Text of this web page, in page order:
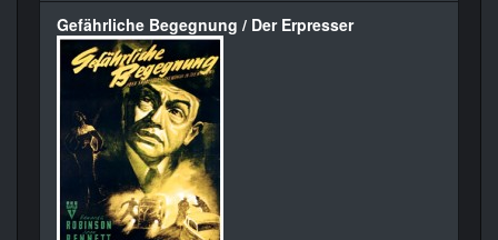
Gefährliche Begegnung / Der Erpresser